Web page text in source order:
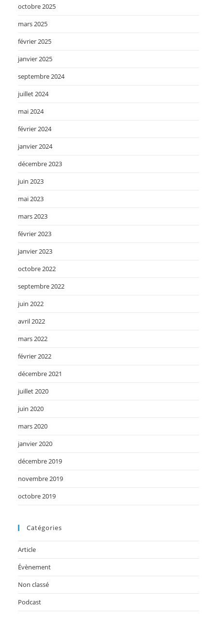
octobre 2025
mars 2025
février 2025
janvier 2025
septembre 2024
juillet 2024
mai 2024
février 2024
janvier 2024
décembre 2023
juin 2023
mai 2023
mars 2023
février 2023
janvier 2023
octobre 2022
septembre 2022
juin 2022
avril 2022
mars 2022
février 2022
décembre 2021
juillet 2020
juin 2020
mars 2020
janvier 2020
décembre 2019
novembre 2019
octobre 2019
Catégories
Article
Évènement
Non classé
Podcast